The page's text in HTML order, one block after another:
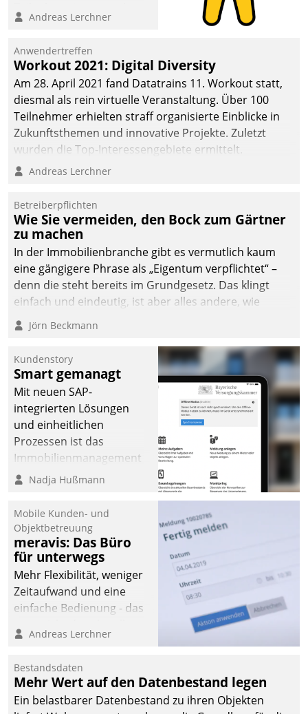
Teilnehmer kurzweilige
Cloud-Strategien und -
Lösungen mit hohem
Zukunftspotenzial.
Andreas Lerchner
Anwendertreffen
Workout 2021: Digital Diversity
Am 28. April 2021 fand Datatrains 11. Workout statt,
diesmal als rein virtuelle Veranstaltung. Über 100
Teilnehmer erhielten straff organisierte Einblicke in
Zukunftsthemen und innovative Projekte. Zuletzt
wurden die Top-Interessengebiete ermittelt.
Andreas Lerchner
Betreiberpflichten
Wie Sie vermeiden, den Bock zum Gärtner
zu machen
In der Immobilienbranche gibt es vermutlich kaum
eine gängigere Phrase als „Eigentum verpflichtet“ –
denn die steht bereits im Grundgesetz. Das klingt
einfach und eindeutig, ist aber alles andere, wie
Branchenbeschäftigte wissen. Denn mit der
Verantwortung folgen Verpflichtungen.
Jörn Beckmann
Kundenstory
Smart gemanagt
Mit neuen SAP-
integrierten Lösungen
und einheitlichen
Prozessen ist das
Immobilienmanagement
der Bayerischen
Ressort Kapitalanlage für
künftige Aufgaben und
Herausforderungen
gerüstet.
Nadja Hußmann
Mobile Kunden- und
Objektbetreuung
meravis: Das Büro
für unterwegs
Mehr Flexibilität, weniger
Zeitaufwand und eine
einfache Bedienung - das
Cockpit für mobile
Datatrain. Die meravis
Wohnungsbau- und
Immobilien GmbH hat
Andreas Lerchner
Bestandsdaten
Mehr Wert auf den Datenbestand legen
Ein belastbarer Datenbestand zu ihren Objekten